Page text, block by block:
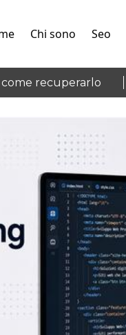
Chi sono Seo
recuperarlo